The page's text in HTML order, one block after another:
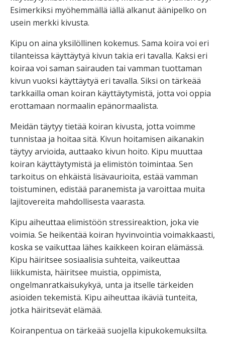
Esimerkiksi myöhemmällä iällä alkanut äänipelko on
usein merkki kivusta.
Kipu on aina yksilöllinen kokemus. Sama koira voi eri
tilanteissa käyttäytyä kivun takia eri tavalla. Kaksi eri
koiraa voi saman sairauden tai vamman tuottaman
kivun vuoksi käyttäytyä eri tavalla. Siksi on tärkeää
tarkkailla oman koiran käyttäytymistä, jotta voi oppia
erottamaan normaalin epänormaalista.
Meidän täytyy tietää koiran kivusta, jotta voimme
tunnistaa ja hoitaa sitä. Kivun hoitamisen aikanakin
täytyy arvioida, auttaako kivun hoito. Kipu muuttaa
koiran käyttäytymistä ja elimistön toimintaa. Sen
tarkoitus on ehkäistä lisävaurioita, estää vamman
toistuminen, edistää paranemista ja varoittaa muita
lajitovereita mahdollisesta vaarasta.
Kipu aiheuttaa elimistöön stressireaktion, joka vie
voimia. Se heikentää koiran hyvinvointia voimakkaasti,
koska se vaikuttaa lähes kaikkeen koiran elämässä.
Kipu häiritsee sosiaalisia suhteita, vaikeuttaa
liikkumista, häiritsee muistia, oppimista,
ongelmanratkaisukykyä, unta ja itselle tärkeiden
asioiden tekemistä. Kipu aiheuttaa ikäviä tunteita,
jotka häiritsevät elämää.
Koiranpentua on tärkeää suojella kipukokemuksilta.